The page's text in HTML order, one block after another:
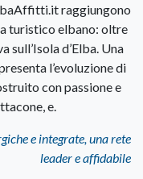
raggiungono
turistico elbano: oltre
d’Elba. Una
l’evoluzione di
con passione e
e.
e integrate, una rete
leader e affidabile